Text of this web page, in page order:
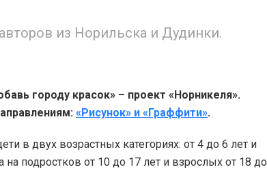
из Норильска и Дудинки.
городу красок» – проект «Норникеля».
«Рисунок» и «Граффити».
в двух возрастных категориях: от 4 до 6 лет и
подростков от 10 до 17 лет и взрослых от 18 до